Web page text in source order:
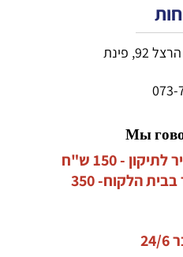
כתובת: שד' קוגל 29, חולון | שד' הרצל 92, פינת
073-
Мы
- 150 ש"ח
בדיקת מתקן והצעת מחיר בבית הלקוח- 350
6